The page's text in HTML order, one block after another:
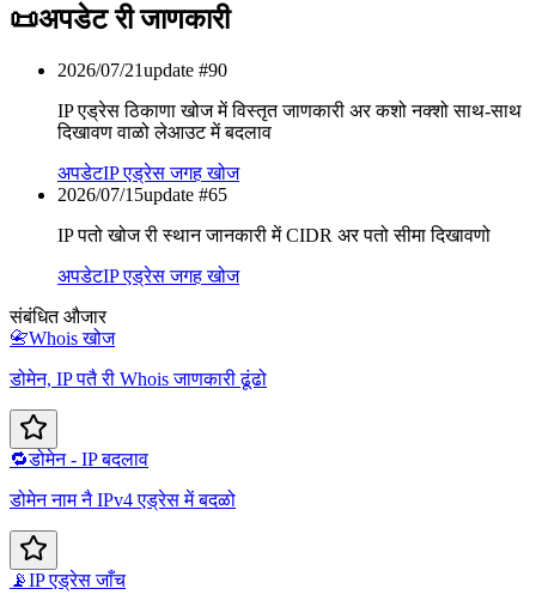
📜अपडेट री जाणकारी
2026/07/21update #90
IP एड्रेस ठिकाणा खोज में विस्तृत जाणकारी अर कशो नक्शो साथ-साथ
दिखावण वाळो लेआउट में बदलाव
अपडेटIP एड्रेस जगह खोज
2026/07/15update #65
IP पतो खोज री स्थान जानकारी में CIDR अर पतो सीमा दिखावणो
अपडेटIP एड्रेस जगह खोज
संबंधित औजार
📇Whois खोज
डोमेन, IP पतै री Whois जाणकारी ढूंढो
🔁डोमेन - IP बदलाव
डोमेन नाम नै IPv4 एड्रेस में बदळो
📡IP एड्रेस जाँच